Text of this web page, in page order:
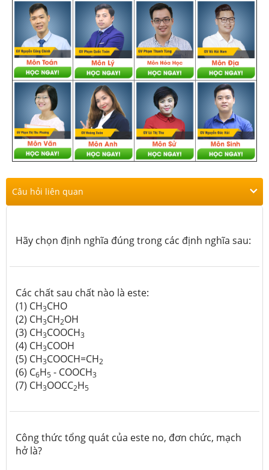
Câu hỏi liên quan
Hãy chọn định nghĩa đúng trong các định nghĩa sau:
Các chất sau chất nào là este:
(1) CH3CHO
(2) CH3CH2OH
(3) CH3COOCH3
(4) CH3COOH
(5) CH3COOCH=CH2
(6) C6H5 - COOCH3
(7) CH3OOCC2H5
Công thức tổng quát của este no, đơn chức, mạch
hở là?